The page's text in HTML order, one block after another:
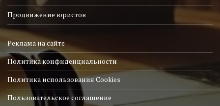
Продвижение юристов
Реклама на сайте
Политика конфиденциальности
Политика использования Cookies
Пользовательское соглашение